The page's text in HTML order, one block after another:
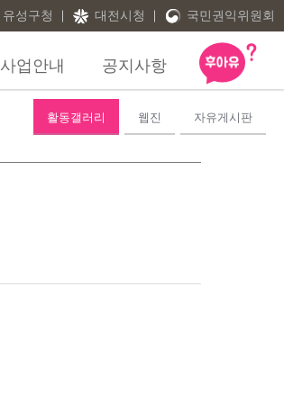
유성구청 대전시청 국민권익위원회
사업안내 공지사항
활동갤러리 웹진 자유게시판